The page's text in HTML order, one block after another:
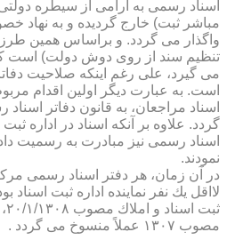
اسناد رسمی به آرامی از سیطره
مباشر ثبت) خارج گردیده و به نهاد
واگذار می گردد. و براساس همین طرز
تنظیم سند از روی دوش دولت) است
می گیرد، علی رغم اینكه صلاحیت
است. به عبارت دیگر اولین اقدام
گردد. علاوه بر آنكه اسناد در اداره
اسناد رسمی نیز مبادرت به رسمیت
نمودند.
در آن زمان، هر دفتر اسناد رسمی
لااقل یك نفر نماینده اداره ثبت
مصوب ۱۳۰۷ عملاً منسوخ می گردد .